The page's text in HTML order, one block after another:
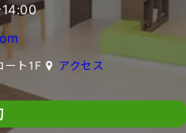
ート1F アクセス